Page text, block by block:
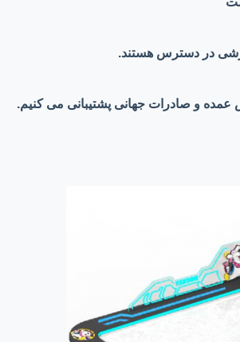
در دسترس هستند.
و صادرات جهانی پشتیبانی می کنیم.